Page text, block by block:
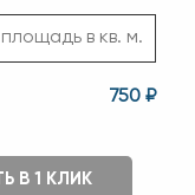
750 ₽
В 1 КЛИК